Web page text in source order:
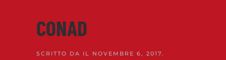
CONAD
SCRITTO DA IL NOVEMBRE 6, 2017.